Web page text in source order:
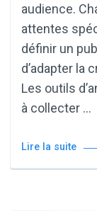
audience.
attentes
définir un
d’adapter la
Les outils
à collecter …
Lire la suite